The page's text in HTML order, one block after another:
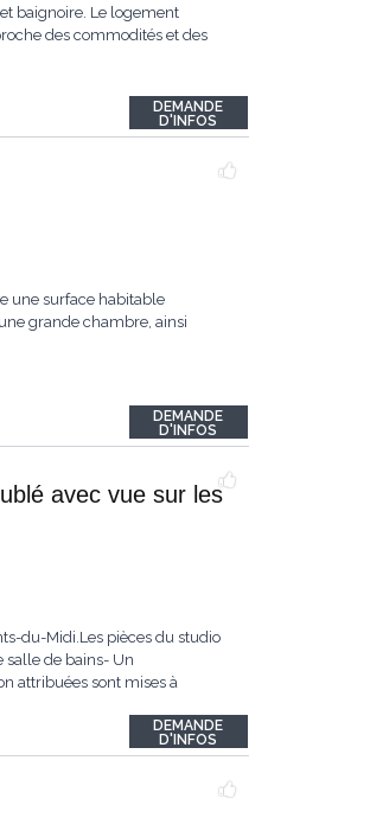
baignoire. Le logement
des commodités et des
DEMANDE
D'INFOS
une surface habitable
grande chambre, ainsi
DEMANDE
D'INFOS
avec vue sur les
du-Midi.Les pièces du studio
de bains- Un
attribuées sont mises à
DEMANDE
D'INFOS